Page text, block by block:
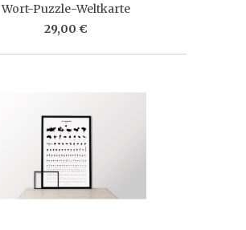
Wort-Puzzle-Weltkarte
29,00 €